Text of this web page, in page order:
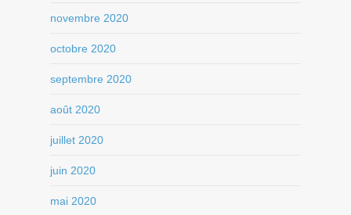
novembre 2020
octobre 2020
septembre 2020
août 2020
juillet 2020
juin 2020
mai 2020